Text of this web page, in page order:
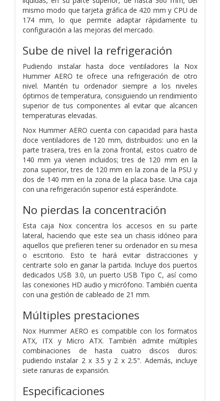
mismo modo que tarjeta gráfica de 420 mm y CPU de
174 mm, lo que permite adaptar rápidamente tu
configuración a las mejoras del mercado.
Sube de nivel la refrigeración
Pudiendo instalar hasta doce ventiladores la Nox
Hummer AERO te ofrece una refrigeración de otro
nivel. Mantén tu ordenador siempre a los niveles
óptimos de temperatura, consiguiendo un rendimiento
superior de tus componentes al evitar que alcancen
temperaturas elevadas.
Nox Hummer AERO cuenta con capacidad para hasta
doce ventiladores de 120 mm, distribuidos: uno en la
parte trasera, tres en la zona frontal, estos cuatro de
140 mm ya vienen incluidos; tres de 120 mm en la
zona superior, tres de 120 mm en la zona de la PSU y
dos de 140 mm en la zona de la placa base. Una caja
con una refrigeración superior está esperándote.
No pierdas la concentración
Esta caja Nox concentra los accesos en su parte
lateral, haciendo que este sea un chasis idóneo para
aquellos que prefieren tener su ordenador en su mesa
o escritorio. Esto te hará evitar distracciones y
centrarte solo en ganar la partida. Incluye dos puertos
dedicados USB 3.0, un puerto USB Tipo C, así como
las conexiones HD audio y micrófono. También cuenta
con una gestión de cableado de 21 mm.
Múltiples prestaciones
Nox Hummer AERO es compatible con los formatos
ATX, ITX y Micro ATX. También admite múltiples
combinaciones de hasta cuatro discos duros:
pudiendo instalar 2 x 3.5 y 2 x 2.5". Además, incluye
siete ranuras de expansión.
Especificaciones